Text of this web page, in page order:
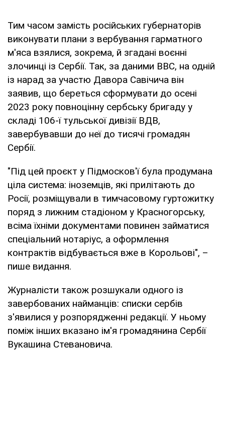
Тим часом замість російських губернаторів
виконувати плани з вербування гарматного
м'яса взялися, зокрема, й згадані воєнні
злочинці із Сербії. Так, за даними ВВС, на одній
із нарад за участю Давора Савічича він
заявив, що береться сформувати до осені
2023 року повноцінну сербську бригаду у
складі 106-ї тульської дивізії ВДВ,
завербувавши до неї до тисячі громадян
Сербії.
"Під цей проєкт у Підмосков'ї була продумана
ціла система: іноземців, які прилітають до
Росії, розміщували в тимчасовому гуртожитку
поряд з лижним стадіоном у Красногорську,
всіма їхніми документами повинен займатися
спеціальний нотаріус, а оформлення
контрактів відбувається вже в Корольові", –
пише видання.
Журналісти також розшукали одного із
завербованих найманців: списки сербів
з'явилися у розпорядженні редакції. У ньому
поміж інших вказано ім'я громадянина Сербії
Вукашина Стевановича.